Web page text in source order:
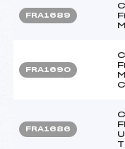
FRA1689
FRA1690
FRA1686